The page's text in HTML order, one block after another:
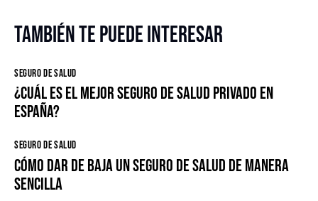
También te puede interesar
SEGURO DE SALUD
¿Cuál es el mejor seguro de salud privado en
España?
SEGURO DE SALUD
Cómo dar de baja un seguro de salud de manera
sencilla